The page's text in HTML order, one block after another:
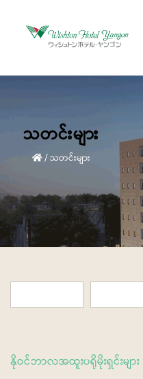
သတင်းများ
/သတင်းများ
နိုဝင်ဘာလအထူးပရိုမိုးရှင်းများ